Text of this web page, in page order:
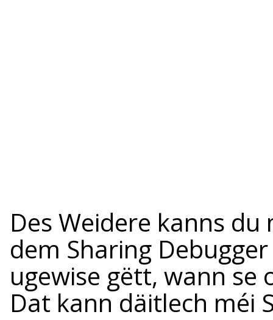
Des Weidere kanns
dem Sharing
ugewise gëtt, wann se
Dat kann däitlech méi